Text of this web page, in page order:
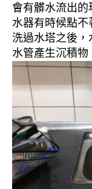
會有髒水流出
水器有時候點
洗過水塔之後
水管產生沉積物